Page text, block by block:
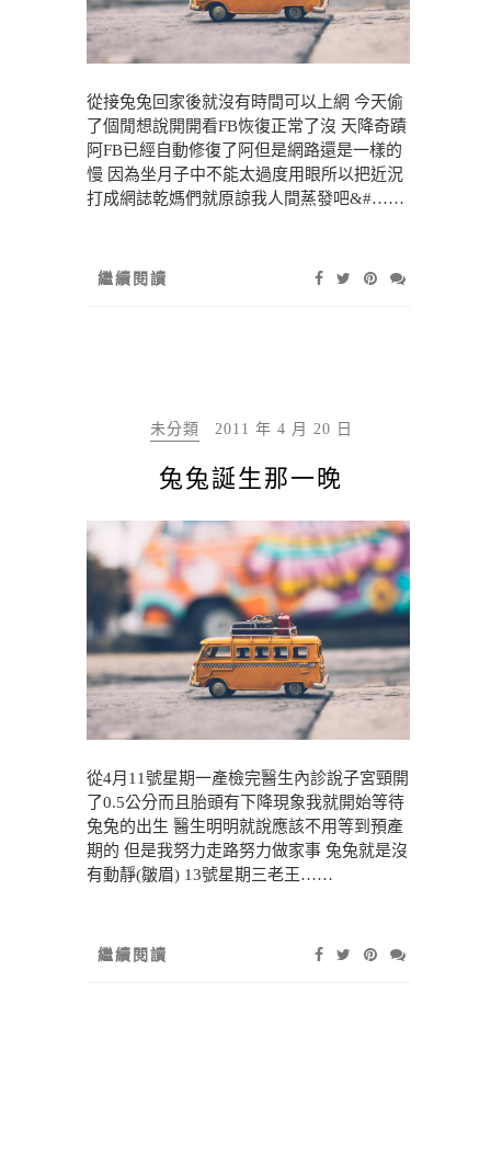
從接兔兔回家後就沒有時間可以上網 今天偷
了個閒想說開開看FB恢復正常了沒 天降奇蹟
阿FB已經自動修復了阿但是網路還是一樣的
慢 因為坐月子中不能太過度用眼所以把近況
打成網誌乾媽們就原諒我人間蒸發吧&#……
繼續閱讀
未分類 2011 年 4 月 20 日
兔兔誕生那一晚
從4月11號星期一產檢完醫生內診說子宮頸開
了0.5公分而且胎頭有下降現象我就開始等待
兔兔的出生 醫生明明就說應該不用等到預產
期的 但是我努力走路努力做家事 兔兔就是沒
有動靜(皺眉) 13號星期三老王……
繼續閱讀